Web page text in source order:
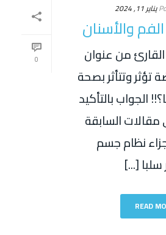
0
يناير 11, 2024
والأسنان
من عنوان
تؤثر وتتأثر بصحة
الجواب بالتأكيد
السابقة
نظام جسم
سلبا [...]
READ